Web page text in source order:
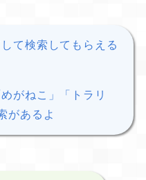
て検索してもらえる
がねこ」「トラリ
があるよ